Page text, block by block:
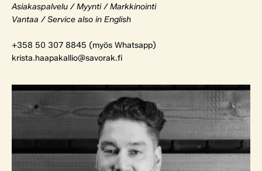
Asiakaspalvelu / Myynti / Markkinointi
Vantaa / Service also in English
+358 50 307 8845 (myös Whatsapp)
krista.haapakallio@savorak.fi